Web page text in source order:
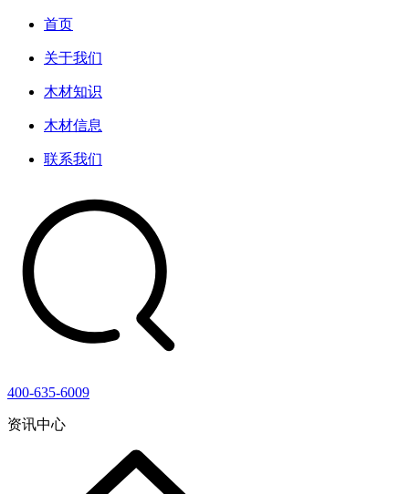
首页
关于我们
木材知识
木材信息
联系我们
400-635-6009
资讯中心